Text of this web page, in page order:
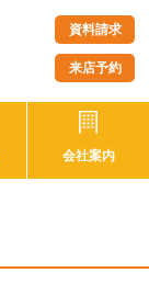
資料請求
来店予約
会社案内